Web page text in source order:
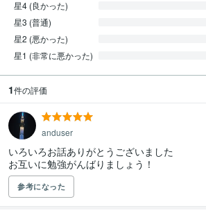
星4 (良かった)
星3 (普通)
星2 (悪かった)
星1 (非常に悪かった)
1件の評価
anduser
いろいろお話ありがとうございました
お互いに勉強がんばりましょう！
参考になった